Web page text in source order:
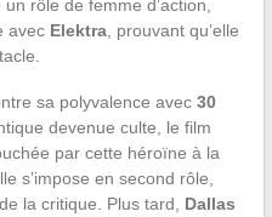
un rôle de femme d’action,
avec Elektra, prouvant qu’elle
sa polyvalence avec 30
devenue culte, le film
par cette héroïne à la
s’impose en second rôle,
la critique. Plus tard, Dallas